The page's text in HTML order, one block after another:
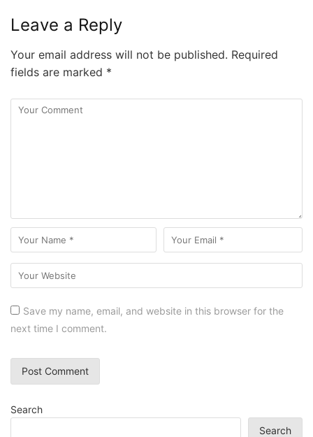
Leave a Reply
Your email address will not be published. Required
fields are marked *
Save my name, email, and website in this browser for the
next time I comment.
Search
Search